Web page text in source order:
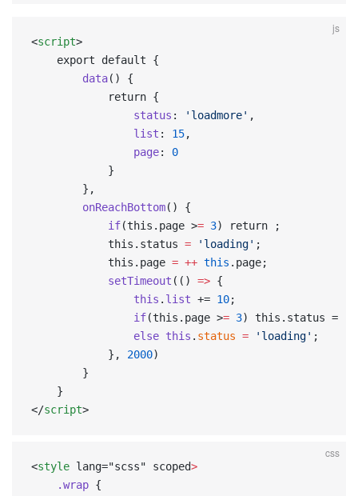
js
<script>
	export default {
		data
() {
			return {
				status
: 'loadmore' ,
				list
: 15,
				page
: 0
			}
		},
		onReachBottom
() {
			if
(this.page >= 3) return ;
			this.status
= 'loading' ;
			this.page
= ++ this .page;
			setTimeout
(() => {
				this
. list += 10;
				if
(this.page >= 3) this.status =
				else
this . status = 'loading' ;
			},
2000)
		}
	}
</script>
css
<style lang="scss" scoped>
	.wrap
{